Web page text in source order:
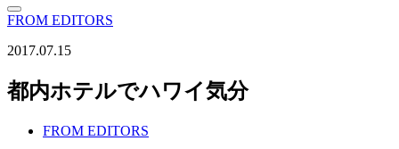
FROM EDITORS
2017.07.15
都内ホテルでハワイ気分
FROM EDITORS